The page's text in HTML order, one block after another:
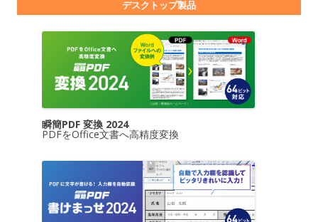
デスクトップ製品
瞬簡PDF 変換 2024
PDFをOffice文書へ高精度変換